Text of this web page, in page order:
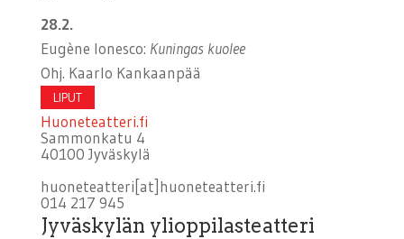
28.2.
Eugène Ionesco: Kuningas kuolee
Ohj. Kaarlo Kankaanpää
LIPUT
Huoneteatteri.fi
Sammonkatu 4
40100 Jyväskylä
huoneteatteri[at]huoneteatteri.fi
014 217 945
Jyväskylän ylioppilasteatteri